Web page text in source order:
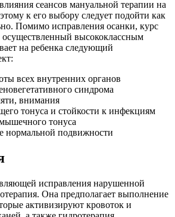
сеансов мануальной терапии на
к его выбору следует подойти как
Помимо исправления осанки, курс
осуществленный высококлассным
на ребенка следующий
всех внутренних органов
синдрома
внимания
тонуса и стойкости к инфекциям
тонуса
нормальной подвижности
исправления нарушенной
Она предполагает выполнение
активизируют кровоток и